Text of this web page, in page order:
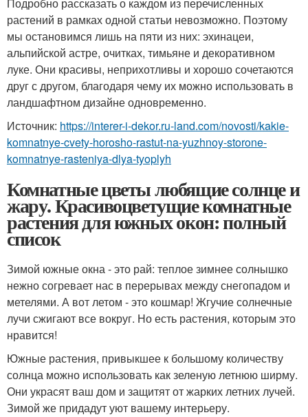
Подробно рассказать о каждом из перечисленных
растений в рамках одной статьи невозможно. Поэтому
мы остановимся лишь на пяти из них: эхинацеи,
альпийской астре, очитках, тимьяне и декоративном
луке. Они красивы, неприхотливы и хорошо сочетаются
друг с другом, благодаря чему их можно использовать в
ландшафтном дизайне одновременно.
Источник: https://interer-i-dekor.ru-land.com/novosti/kakie-
komnatnye-cvety-horosho-rastut-na-yuzhnoy-storone-
komnatnye-rasteniya-dlya-tyoplyh
Комнатные цветы любящие солнце и
жару. Красивоцветущие комнатные
растения для южных окон: полный
список
Зимой южные окна - это рай: теплое зимнее солнышко
нежно согревает нас в перерывах между снегопадом и
метелями. А вот летом - это кошмар! Жгучие солнечные
лучи сжигают все вокруг. Но есть растения, которым это
нравится!
Южные растения, привыкшее к большому количеству
солнца можно использовать как зеленую летнюю ширму.
Они украсят ваш дом и защитят от жарких летних лучей.
Зимой же придадут уют вашему интерьеру.